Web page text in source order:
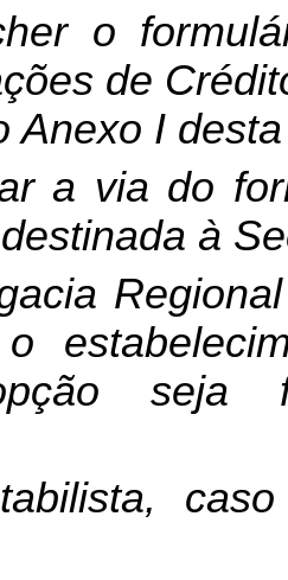
o
de
Anexo I
a via do
à
seja